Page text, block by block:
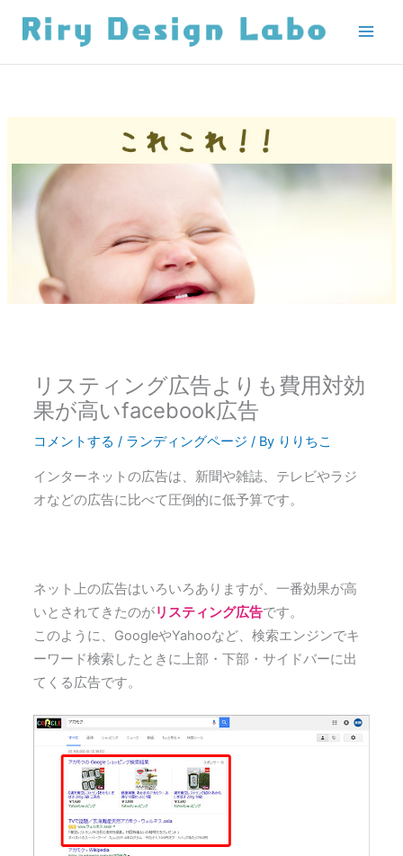
ッ
リスティング広告よりも費用対効
果が高いfacebook広告
コメントする / ランディングページ / By りりちこ
インターネットの広告は、新聞や雑誌、テレビやラジ
オなどの広告に比べて圧倒的に低予算です。
ネット上の広告はいろいろありますが、一番効果が高
いとされてきたのがリスティング広告です。
このように、GoogleやYahooなど、検索エンジンでキ
ーワード検索したときに上部・下部・サイドバーに出
てくる広告です。